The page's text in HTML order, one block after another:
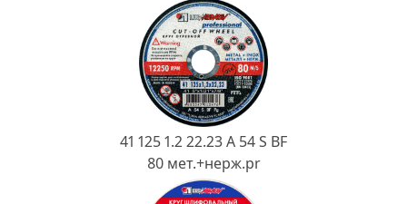
Огнеупорная SiC смесь
41 125 1.2 22.23 A 54 S BF
80 мет.+нерж.pr